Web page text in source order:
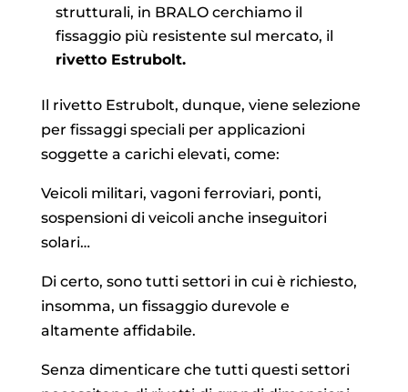
strutturali, in BRALO cerchiamo il
fissaggio più resistente sul mercato, il
rivetto Estrubolt.
Il rivetto Estrubolt, dunque, viene selezione
per fissaggi speciali per applicazioni
soggette a carichi elevati, come:
Veicoli militari, vagoni ferroviari, ponti,
sospensioni di veicoli anche inseguitori
solari…
Di certo, sono tutti settori in cui è richiesto,
insomma, un fissaggio durevole e
altamente affidabile.
Senza dimenticare che tutti questi settori